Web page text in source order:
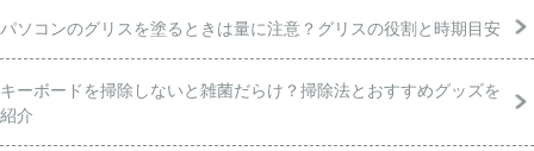
パソコンのグリスを塗るときは量に注意？グリスの役割と時期目安
キーボードを掃除しないと雑菌だらけ？掃除法とおすすめグッズを
紹介